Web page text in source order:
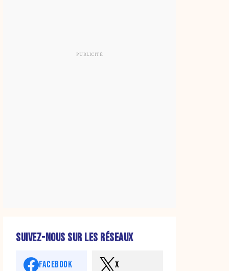
SUIVEZ-NOUS SUR LES RÉSEAUX
FACEBOOK X